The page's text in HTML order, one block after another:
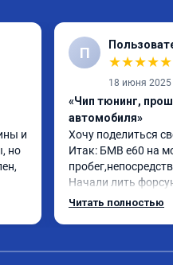
и
но
П
★★★★★
18 июня 2025
«Чип тюнинг,
автомобиля»
Хочу поделиться
Итак: БМВ е60 на
Начали лить
Читать полностью